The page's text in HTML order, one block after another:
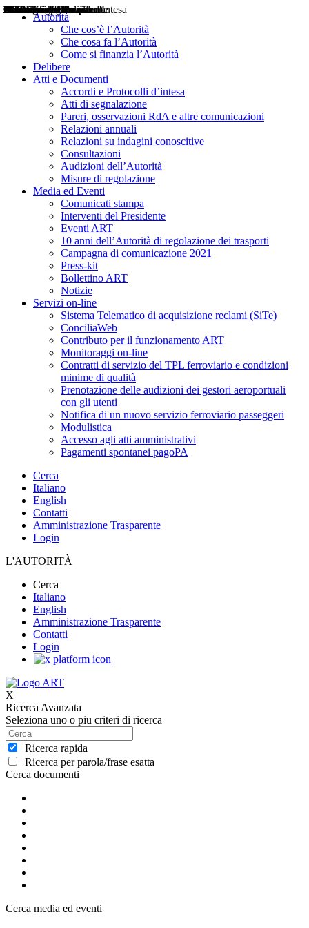
Autorità
Che cos’è l’Autorità
Che cosa fa l’Autorità
Come si finanzia l’Autorità
Delibere
Atti e Documenti
Accordi e Protocolli d’intesa
Atti di segnalazione
Pareri, osservazioni RdA e altre comunicazioni
Relazioni annuali
Relazioni su indagini conoscitive
Consultazioni
Audizioni dell’Autorità
Misure di regolazione
Media ed Eventi
Comunicati stampa
Interventi del Presidente
Eventi ART
10 anni dell’Autorità di regolazione dei trasporti
Campagna di comunicazione 2021
Press-kit
Bollettino ART
Notizie
Servizi on-line
Sistema Telematico di acquisizione reclami (SiTe)
ConciliaWeb
Contributo per il funzionamento ART
Monitoraggi on-line
Contratti di servizio del TPL ferroviario e condizioni
minime di qualità
Prenotazione delle audizioni dei gestori aeroportuali
con gli utenti
Notifica di un nuovo servizio ferroviario passeggeri
Modulistica
Accesso agli atti amministrativi
Pagamenti spontanei pagoPA
Cerca
Italiano
English
Contatti
Amministrazione Trasparente
Login
L'AUTORITÀ
Cerca
Italiano
English
Amministrazione Trasparente
Contatti
Login
X
Ricerca Avanzata
Seleziona uno o piu criteri di ricerca
Ricerca rapida
Ricerca per parola/frase esatta
Cerca documenti
Delibere
Pareri
Consultazioni
Audizioni
Atti di Segnalazione
Accordi e Protocolli d'Intesa
Relazioni annuali
Misure di regolazione
Cerca media ed eventi
Notizie
Comunicati Stampa
Bollettini ART
Convegni ART
Interviste del Presidente
Articoli in primo piano
Interventi del Presidente
2004
2005
2010
2013
2014
2015
2016
2017
2018
2019
202
2020
2021
2022
2023
2024
2025
2026
Aereo
Marittimo
Terrestre